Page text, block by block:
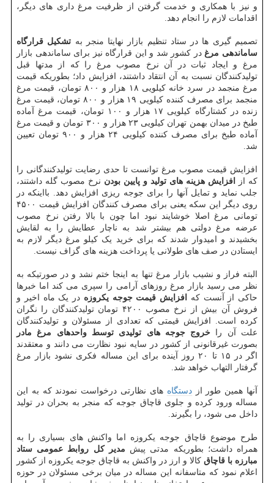
و نیز با همکاری و خدمت گرفتن از ظرفیت مرغ داری های دیگر،
اقدامات لازم را انجام دهد.
تصمیم گیری ها در ستاد تنظیم بازار نهایتا منجر به تشکیل قرارگاه
ساماندهی مرغ در کشور شد و این قرارگاه نیز برای ساماندهی بازار
مرغ و ایجاد ثبات در آن نرخ مصوب مرغ را که از مدتها قبل
تولیدکنندگان نسبت به آن انتقاد داشتند، افزایش داد؛ بطوریکه قیمت
مرغ منجمد در سرد خانه کیلویی ۱۸ هزار و ۸۰۰ تومان، قیمت مرغ
منجمد برای مصرف کننده کیلویی ۱۹ هزار و ۸۰۰ تومان، قیمت مرغ
زنده در کشتارگاه کیلویی ۱۷ هزار و ۱۰۰ تومان، قیمت مرغ آماده
طبخ در میدان بهمن تهران کیلویی ۲۳ هزار و ۳۰۰ تومان و قیمت مرغ
آماده طبخ برای مصرف کننده کیلویی ۲۴ هزار و ۹۰۰ تومان تعیین
شد.
افزایش قیمت مصوب مرغ توانست تا حدی رضایت تولیدکنندگانی را
که از
افزایش هزینه های تولید و پایین بودن نرخ مصوب گله داشتند،
جلب نماید و تمایل آنها را برای جوجه ریزی افزایش دهد. بااینکه در
روی دیگر این سکه یعنی برای مصرف کنندگان افزایش قیمت ۴۵۰۰
تومانی مرغ اصلا خوشایند نبود اما چون با بالا رفتن نرخ مصوب
عرضه مرغ دولتی هم بیشتر شد به ناچار عطایش را به لقایش
بخشیدند و امیدوار شدند که برای خرید یک کیلو مرغ دیگر لازم به
ایستادن در صف های طولانی یا پرداخت هزینه های گزاف نیست.
البته فراز و نشیب بازار مرغ تنها به اینجا ختم نشد و در صورتیکه به
نظر می رسید بازار مرغ روزهای آرامی را سپری می کند اما خبرها
حاکی از آنست که
افزایش قیمت جوجه یکروزه در یک ماه اخیر و
فروش آن بیش از نرخ مصوب ۴۲۰۰ تومان تولیدکنندگان را نگران
کرده است. افزایش قیمتی که تعدادی از مسئولان و تولیدکنندگان
علت آن را خروج جوجه های تولیدی توسط واحدهای مرغ مادر
بصورت غیرقانونی از کشور در سایه نبود نظارت می دانند و معتقدند
اگر در ۱۵ تا ۲۰ روز آینده برای این مساله فکری نشود بازار مرغ
گرفتار التهاب خواهد شد.
آنها همین طور ازدستگاه های نظارتی درخواست نمودند که به این
مساله ورود کرده و جلوی قاچاق جوجه که منجر به بحران در تولید
داخل می شود، را بگیرند.
طرح موضوع قاچاق جوجه یکروزه اما واکنش های بسیاری را به
همراه داشت؛ بطوریکه مدتی پیش مدیر کل روابط عمومی ستاد
مبارزه با قاچاق کالا و ارز در واکنش به قاچاق جوجه یکروزه از کشور
اعلام نمود که متاسفانه این مساله در میان برخی مسئولان در حوزه